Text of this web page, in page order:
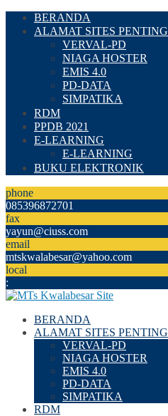
BERANDA
ALAMAT SITES PENTING
VERVAL-PD
NIAGA HOSTER
EMIS 4.0
PD-DATA
SIMPATIKA
RDM
PPDB 2021
E-LEARNING
E-LEARNING
BUKU ELEKTRONIK
phone
085396872701
fax
yayun@ciuss.com
email
mtskwalabesar@yahoo.com
local
:
BERANDA
ALAMAT SITES PENTING
VERVAL-PD
NIAGA HOSTER
EMIS 4.0
PD-DATA
SIMPATIKA
RDM